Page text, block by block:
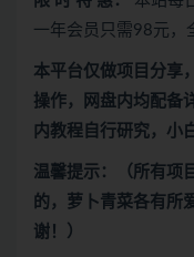
一年会员只需98元，
本平台仅做项目分享
操作，网盘内均配备
内教程自行研究，小
温馨提示：（所有项
的，萝卜青菜各有所
谢！）